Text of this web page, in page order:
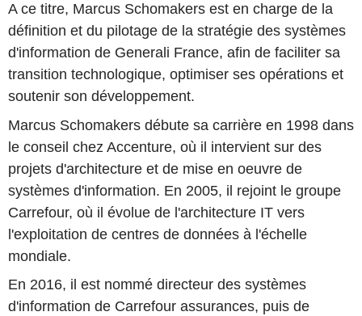
A ce titre, Marcus Schomakers est en charge de la
définition et du pilotage de la stratégie des systèmes
d'information de Generali France, afin de faciliter sa
transition technologique, optimiser ses opérations et
soutenir son développement.
Marcus Schomakers débute sa carrière en 1998 dans
le conseil chez Accenture, où il intervient sur des
projets d'architecture et de mise en oeuvre de
systèmes d'information. En 2005, il rejoint le groupe
Carrefour, où il évolue de l'architecture IT vers
l'exploitation de centres de données à l'échelle
mondiale.
En 2016, il est nommé directeur des systèmes
d'information de Carrefour assurances, puis de